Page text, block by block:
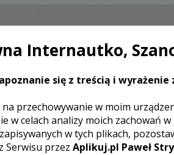
KOMENTARZ
Internautko,
się z treścią i wyrażenie
na przechowywanie w moim
w celach analizy moich zachowań
w tych plikach,
Serwisu przez Aplikuj.pl Paweł